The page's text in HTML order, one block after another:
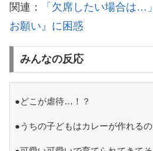
関連：
「欠席したい場合は…
お願い』に困惑
みんなの反応
●どこが虐待…！？
●うちの子どもはカレーが作れる